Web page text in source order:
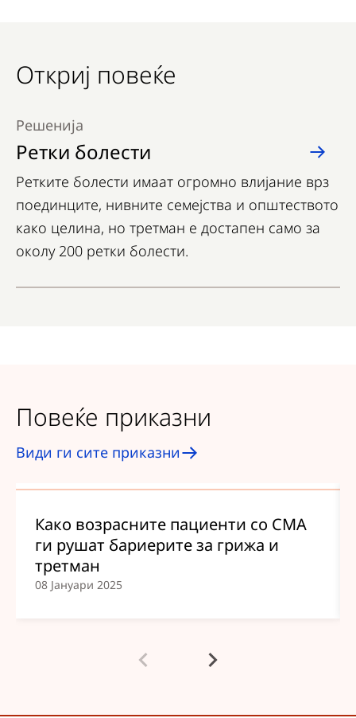
Откриј повеќе
Ретки болести
Решенија
Ретките болести имаат огромно влијание врз
поединците, нивните семејства и општеството
како целина, но третман е достапен само за
околу 200 ретки болести.
Повеќе приказни
Види ги сите приказни
Како возрасните пациенти со СМА
ги рушат бариерите за грижа и
третман
08 Јануари 2025